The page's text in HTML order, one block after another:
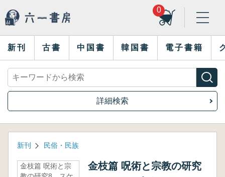
0
新刊 古書 中国書 韓国書 電子書籍
詳細検索
新刊 民俗・民族
金枝篇 呪術と宗
金枝篇 呪術と宗教の研究